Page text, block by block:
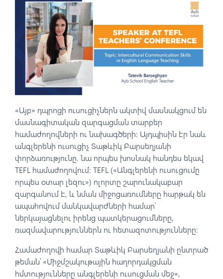
«Այբ» դպրոցի ուսուցիչներն ակտիվ մասնակցում են
մասնագիտական զարգացման տարբեր
համաժողովների ու նախագծերի: Այդպիսին էր նաև
անգլերենի ուսուցիչ Տաթևիկ Բարսեղյանի
փորձառությունը. նա որպես խոսնակ հանդես եկավ
TEFL համաժողովում: TEFL («Անգլերենի ուսուցումը
որպես օտար լեզու») ոլորտը շարունակաբար
զարգանում է, և նման միջոցառումները հարթակ են
ապահովում մանկավարժների համար՝
ներկայացնելու իրենց պատկերացումները,
ռազմավարություններն ու հետազոտությունները:
Համաժողովի համար Տաթևիկ Բարսեղյանի ընտրած
թեման՝ «Միջմշակութային հաղորդակցման
հմտությունները անգլերենի ուսուցման մեջ»,